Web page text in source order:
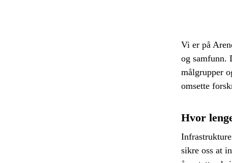
Vi er på
og samfunn.
målgrupper
omsette
Hvor
sikre oss at